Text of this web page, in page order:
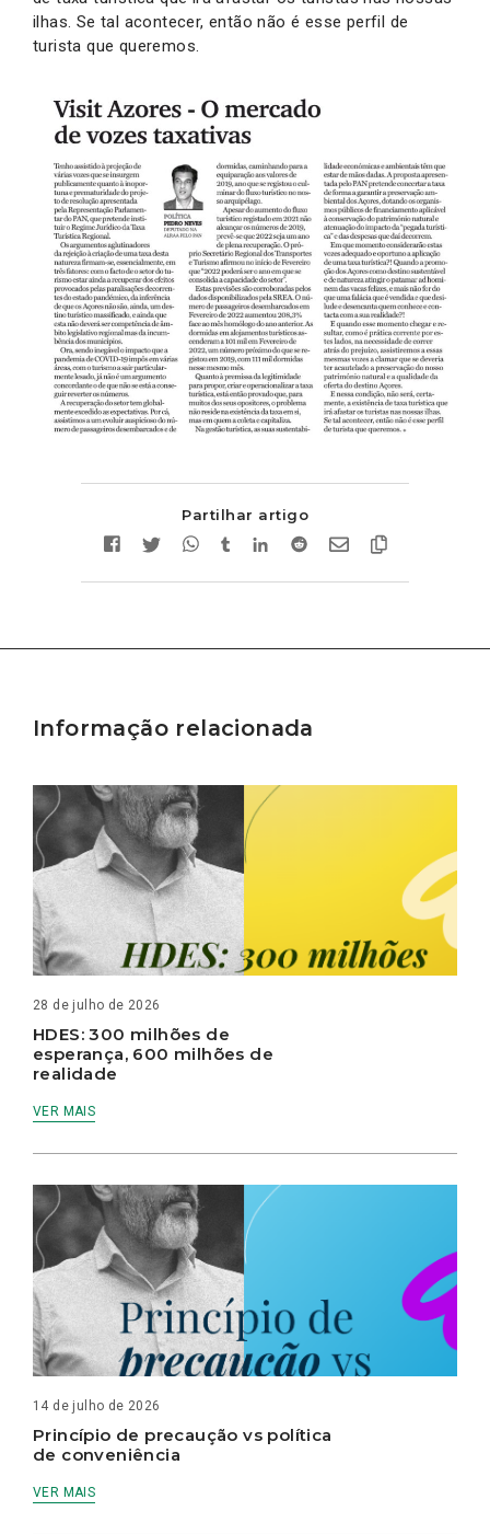
ilhas. Se tal acontecer, então não é esse perfil de
turista que queremos.
Partilhar artigo
Informação relacionada
28 de julho de 2026
HDES: 300 milhões de
esperança, 600 milhões de
realidade
VER MAIS
14 de julho de 2026
Princípio de precaução vs política
de conveniência
VER MAIS